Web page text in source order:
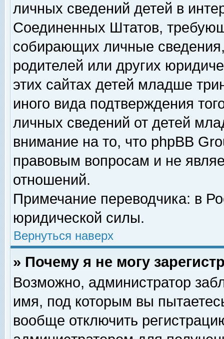
личных сведений детей в
Соединенных Штатов,
собирающих личные
родителей или других
этих сайтах детей младше
иного вида подтверждения
личных сведений от детей
внимание на то, что phpBB
правовым вопросам и не
отношений.
Примечание переводчика: в
юридической силы.
Вернуться наверх
» Почему я не могу
Возможно, администратор
имя, под которым вы
вообще отключить